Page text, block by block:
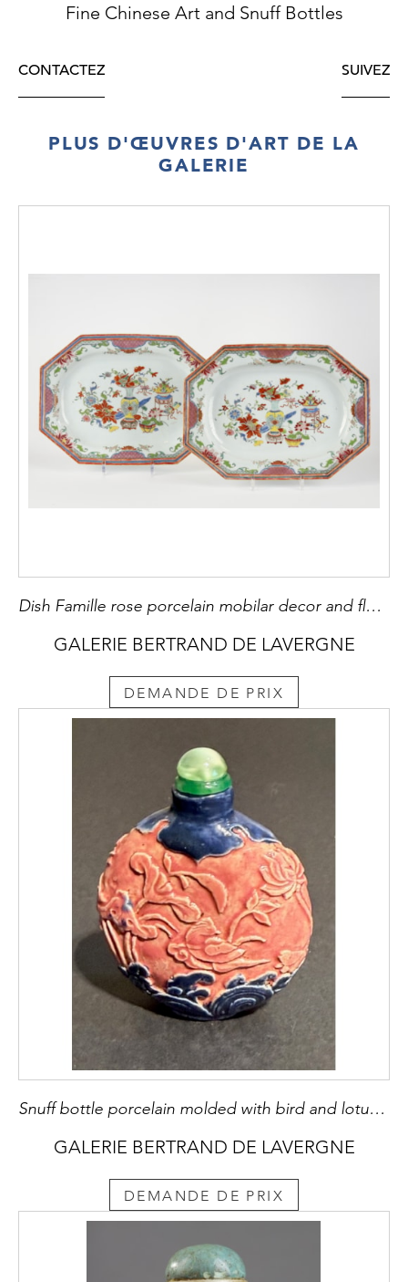
Fine Chinese Art and Snuff Bottles
CONTACTEZ SUIVEZ
PLUS D'ŒUVRES D'ART DE LA
GALERIE
Dish Famille rose porcelain mobilar decor and flowers
GALERIE BERTRAND DE LAVERGNE
DEMANDE DE PRIX
Snuff bottle porcelain molded with bird and lotus on each face - 1890/1920
GALERIE BERTRAND DE LAVERGNE
DEMANDE DE PRIX